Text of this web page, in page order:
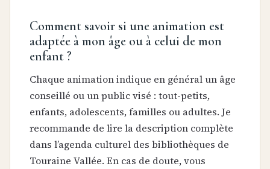
Comment savoir si une animation est
adaptée à mon âge ou à celui de mon
enfant ?
Chaque animation indique en général un âge
conseillé ou un public visé : tout-petits,
enfants, adolescents, familles ou adultes. Je
recommande de lire la description complète
dans l’agenda culturel des bibliothèques de
Touraine Vallée. En cas de doute, vous